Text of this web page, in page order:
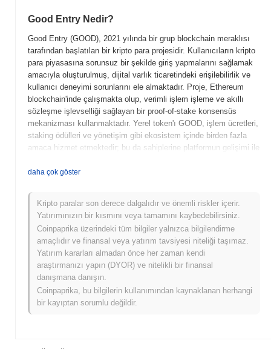
Good Entry Nedir?
Good Entry (GOOD), 2021 yılında bir grup blockchain meraklısı
tarafından başlatılan bir kripto para projesidir. Kullanıcıların kripto
para piyasasına sorunsuz bir şekilde giriş yapmalarını sağlamak
amacıyla oluşturulmuş, dijital varlık ticaretindeki erişilebilirlik ve
kullanıcı deneyimi sorunlarını ele almaktadır. Proje, Ethereum
blockchain'inde çalışmakta olup, verimli işlem işleme ve akıllı
sözleşme işlevselliği sağlayan bir proof-of-stake konsensüs
mekanizması kullanmaktadır. Yerel token'ı GOOD, işlem ücretleri,
staking ödülleri ve yönetişim gibi ekosistem içinde birden fazla
amaca hizmet etmektedir; bu da sahiplerine platformun gelişimi ile
Entry, kullanıcı odaklı yaklaşımıyla öne çıkmakta, yeni
eğitim kaynakları ve araçlar sunmaktadır. Erişilebilirlik ve topluluk
katılımına odaklanması, onu kripto para dünyasındaki gelişen
manzarada önemli bir oyuncu haline getirmekte, geleneksel finans
ile dijital varlıklar arasında köprü kurmayı hedeflemektedir.
Good Entry Ne Zaman ve Nasıl Başladı?
Good Entry, Mart 2021'de kurucu ekibin projenin vizyonunu ve
teknik çerçevesini özetleyen beyaz kitabını yayımlamasıyla
ortaya çıkmıştır. Proje, Haziran 2021'de testnet'ini başlatarak
geliştiricilerin ve erken benimseyenlerin özelliklerini ve
daha çok göster
Kripto paralar son derece dalgalıdır ve önemli riskler içerir.
Yatırımınızın bir kısmını veya tamamını kaybedebilirsiniz.
Coinpaprika üzerindeki tüm bilgiler yalnızca bilgilendirme
amaçlıdır ve finansal veya yatırım tavsiyesi niteliği taşımaz.
Yatırım kararları almadan önce her zaman kendi
araştırmanızı yapın (DYOR) ve nitelikli bir finansal
danışmana danışın.
Coinpaprika, bu bilgilerin kullanımından kaynaklanan herhangi
bir kayıptan sorumlu değildir.